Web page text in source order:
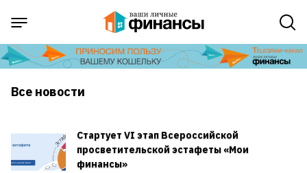
Все новости
Cтартует VI этап Всероссийской
просветительской эстафеты «Мои
финансы»